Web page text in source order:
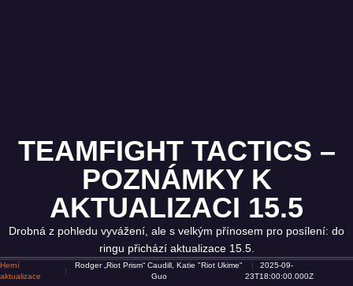
TEAMFIGHT TACTICS –
POZNÁMKY K
AKTUALIZACI 15.5
Drobná z pohledu vyvážení, ale s velkým přínosem pro posílení: do
ringu přichází aktualizace 15.5.
Herní
aktualizace
Rodger „Riot Prism“ Caudill, Katie "Riot Ukime"
Guo
2025-09-
23T18:00:00.000Z